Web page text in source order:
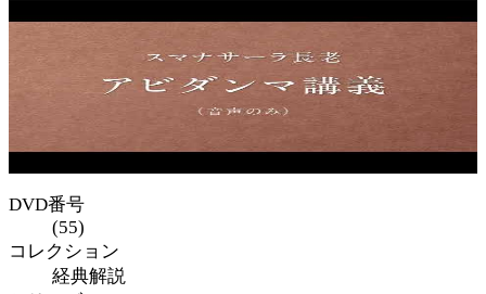
DVD番号
(55)
コレクション
経典解説